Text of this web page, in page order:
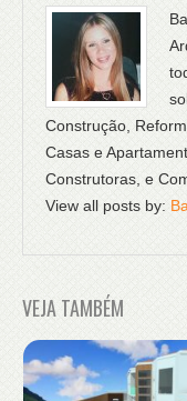
Construção,
Casas e
Construtoras, e
View all posts by:
VEJA TAMBÉM